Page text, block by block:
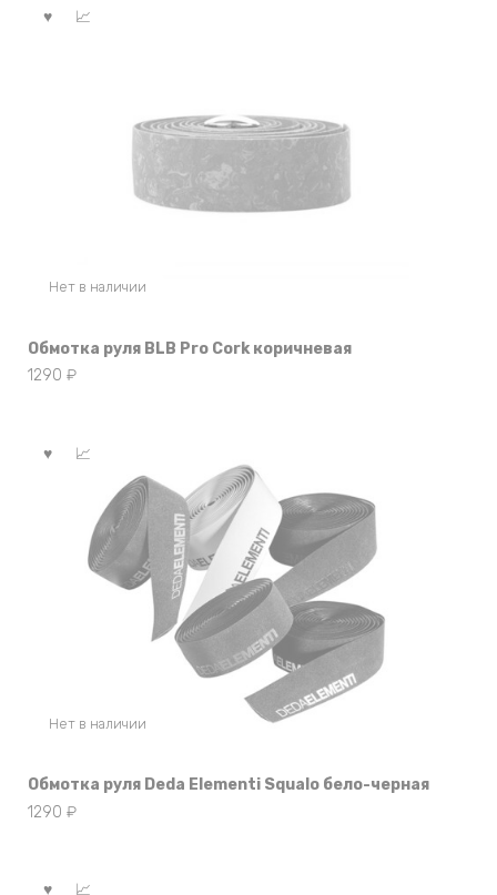
Нет в наличии
Обмотка руля BLB Pro Cork коричневая
1290 ₽
Нет в наличии
Обмотка руля Deda Elementi Squalo бело-черная
1290 ₽